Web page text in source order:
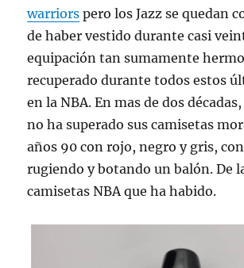
warriors pero los Jazz se quedan
de haber vestido durante casi
equipación tan sumamente
recuperado durante todos estos
en la NBA. En mas de dos
no ha superado sus camisetas
años 90 con rojo, negro y gris,
rugiendo y botando un balón. De
camisetas NBA que ha habido.